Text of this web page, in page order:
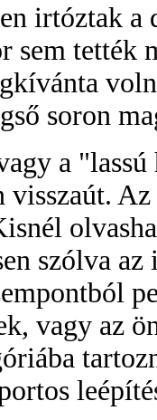
irtóztak a
tették
soron
a
visszaút.
szólva
vagy az